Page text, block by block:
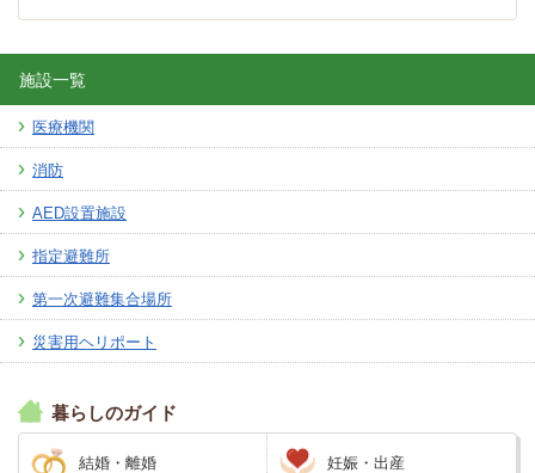
施設一覧
医療機関
消防
AED設置施設
指定避難所
第一次避難集合場所
災害用ヘリポート
暮らしのガイド
結婚・離婚 妊娠・出産